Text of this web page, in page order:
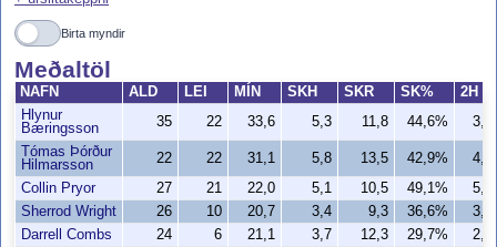
Birta myndir
Meðaltöl
NAFN ALD LEI MÍN SKH SKR SK%
2H
Hlynur
Bæringsson
35 22 33,6 5,3 11,8 44,6%
3,9
Tómas Þórður
Hilmarsson
22 22 31,1 5,8 13,5 42,9%
4,1
Collin Pryor
27 21 22,0 5,1 10,5 49,1%
5,0
Sherrod Wright
26 10 20,7 3,4 9,3 36,6%
3,2
Darrell Combs
24 6 21,1 3,7 12,3 29,7%
2,0